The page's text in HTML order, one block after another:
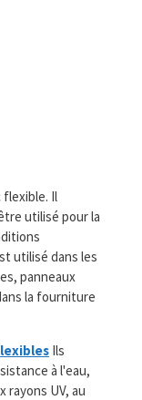
flexible. Il
utilisé pour la
utilisé dans les
panneaux
la fourniture
Ils
à l'eau,
rayons UV, au